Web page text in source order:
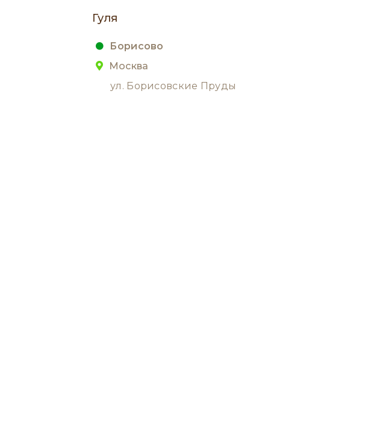
Гуля
Борисово
Москва
ул. Борисовские Пруды